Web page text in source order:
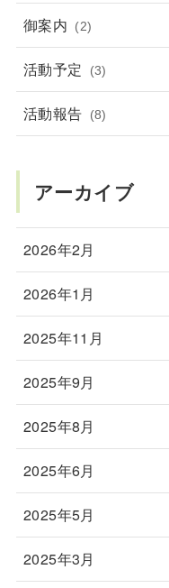
御案内 (2)
活動予定 (3)
活動報告 (8)
アーカイブ
2026年2月
2026年1月
2025年11月
2025年9月
2025年8月
2025年6月
2025年5月
2025年3月